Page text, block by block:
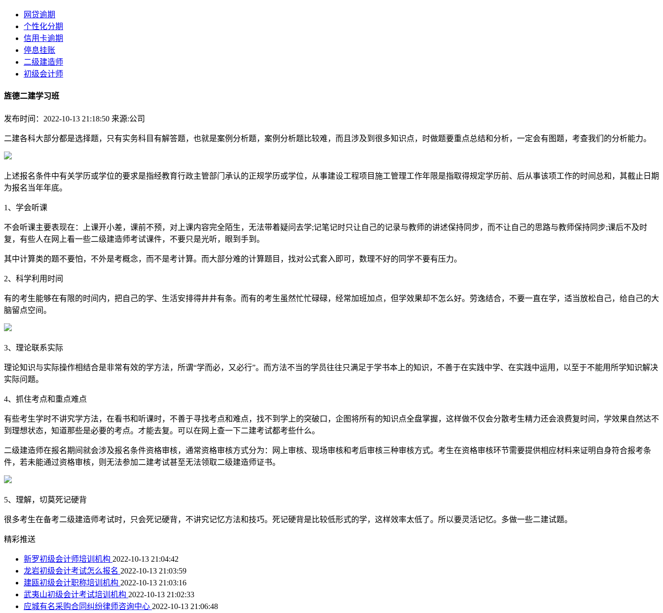
网贷逾期
个性化分期
信用卡逾期
停息挂账
二级建造师
初级会计师
旌德二建学习班
发布时间：2022-10-13 21:18:50 来源:公司
二建各科大部分都是选择题，只有实务科目有解答题，也就是案例分析题，案例分析题比较难，而且涉及到很多知识点，时做题要重点总结和分析，一定会有图题，考查我们的分析能力。
上述报名条件中有关学历或学位的要求是指经教育行政主管部门承认的正规学历或学位，从事建设工程项目施工管理工作年限是指取得规定学历前、后从事该项工作的时间总和，其截止日期
为报名当年年底。
1、学会听课
不会听课主要表现在：上课开小差，课前不预，对上课内容完全陌生，无法带着疑问去学;记笔记时只让自己的记录与教师的讲述保持同步，而不让自己的思路与教师保持同步;课后不及时
复，有些人在网上看一些二级建造师考试课件，不要只是光听，眼到手到。
其中计算类的题不要怕，不外是考概念，而不是考计算。而大部分难的计算题目，找对公式套入即可，数理不好的同学不要有压力。
2、科学利用时间
有的考生能够在有限的时间内，把自己的学、生活安排得井井有条。而有的考生虽然忙忙碌碌，经常加班加点，但学效果却不怎么好。劳逸结合，不要一直在学，适当放松自己，给自己的大
脑留点空间。
3、理论联系实际
理论知识与实际操作相结合是非常有效的学方法，所谓“学而必，又必行”。而方法不当的学员往往只满足于学书本上的知识，不善于在实践中学、在实践中运用，以至于不能用所学知识解决
实际问题。
4、抓住考点和重点难点
有些考生学时不讲究学方法，在看书和听课时，不善于寻找考点和难点，找不到学上的突破口，企图将所有的知识点全盘掌握，这样做不仅会分散考生精力还会浪费复时间，学效果自然达不
到理想状态，知道那些是必要的考点。才能去复。可以在网上查一下二建考试都考些什么。
二级建造师在报名期间就会涉及报名条件资格审核，通常资格审核方式分为：网上审核、现场审核和考后审核三种审核方式。考生在资格审核环节需要提供相应材料来证明自身符合报考条
件，若未能通过资格审核，则无法参加二建考试甚至无法领取二级建造师证书。
5、理解，切莫死记硬背
很多考生在备考二级建造师考试时，只会死记硬背，不讲究记忆方法和技巧。死记硬背是比较低形式的学，这样效率太低了。所以要灵活记忆。多做一些二建试题。
精彩推送
新罗初级会计师培训机构 2022-10-13 21:04:42
龙岩初级会计考试怎么报名 2022-10-13 21:03:59
建瓯初级会计职称培训机构 2022-10-13 21:03:16
武夷山初级会计考试培训机构 2022-10-13 21:02:33
应城有名采购合同纠纷律师咨询中心 2022-10-13 21:06:48